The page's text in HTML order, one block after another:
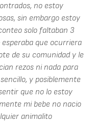
no estoy
sin embargo estoy
solo faltaban 3
esperaba que ocurriera
de su comunidad y le
rezos ni nada para
y posiblemente
que no lo estoy
mi bebe no nacio
animalito